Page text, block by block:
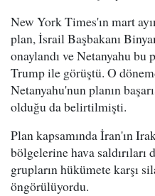
New York Times'ın mart
plan, İsrail Başbakanı
onaylandı ve Netanyahu bu
Trump ile görüştü. O
Netanyahu'nun planın
olduğu da belirtilmişti.
Plan kapsamında İran'ın
bölgelerine hava
grupların hükümete karşı
öngörülüyordu.